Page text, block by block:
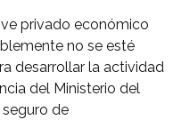
privado económico
no se esté
desarrollar la actividad
del Ministerio del
seguro de